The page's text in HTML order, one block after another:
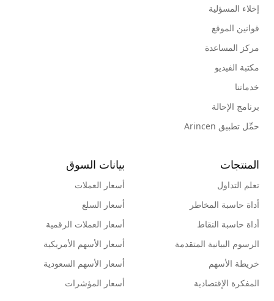
إخلاء المسؤلية
قوانين الموقع
مركز المساعدة
مكتبة الفيديو
خدماتنا
برنامج الإحالة
حمِّل تطبيق Arincen
المنتجات
تعلم التداول
أداة حاسبة المخاطر
أداة حاسبة النقاط
الرسوم البيانية المتقدمة
خريطة الأسهم
المفكرة الإقتصادية
بيانات السوق
أسعار العملات
أسعار السلع
أسعار العملات الرقمية
أسعار الأسهم الأمريكية
أسعار الأسهم السعودية
أسعار المؤشرات